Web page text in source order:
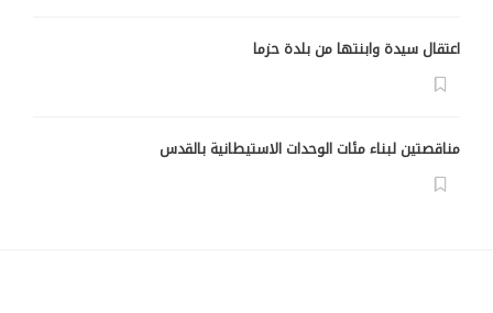
اعتقال سيدة وابنتها من بلدة حزما
مناقصتين لبناء مئات الوحدات الاستيطانية بالقدس